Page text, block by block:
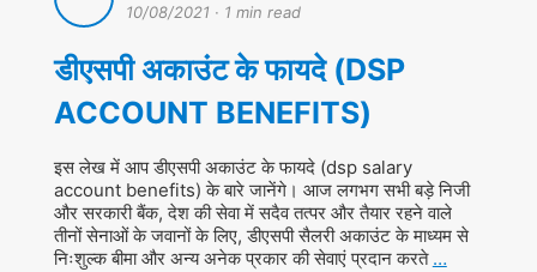
10/08/2021 · 1 min read
डीएसपी अकाउंट के फायदे (DSP
ACCOUNT BENEFITS)
इस लेख में आप डीएसपी अकाउंट के फायदे (dsp salary
account benefits) के बारे जानेंगे। आज लगभग सभी बड़े निजी
और सरकारी बैंक, देश की सेवा में सदैव तत्पर और तैयार रहने वाले
तीनों सेनाओं के जवानों के लिए, डीएसपी सैलरी अकाउंट के माध्यम से
निःशुल्क बीमा और अन्य अनेक प्रकार की सेवाएं प्रदान करते …